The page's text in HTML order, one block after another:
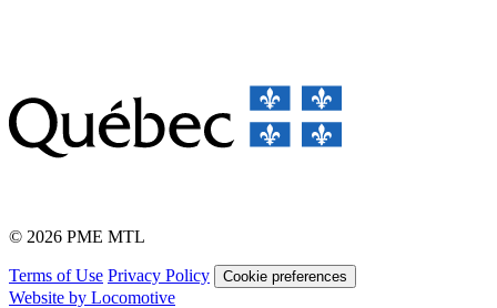
© 2026 PME MTL
Terms of Use Privacy Policy Cookie preferences
Website by Locomotive